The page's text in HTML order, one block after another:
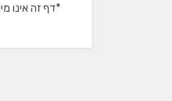
*דף זה אינו